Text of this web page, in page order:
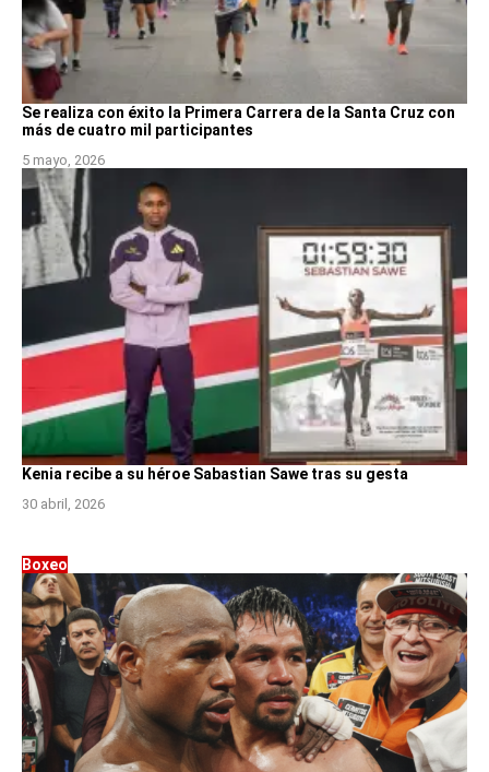
Se realiza con éxito la Primera Carrera de la Santa Cruz con
más de cuatro mil participantes
5 mayo, 2026
Kenia recibe a su héroe Sabastian Sawe tras su gesta
30 abril, 2026
Boxeo